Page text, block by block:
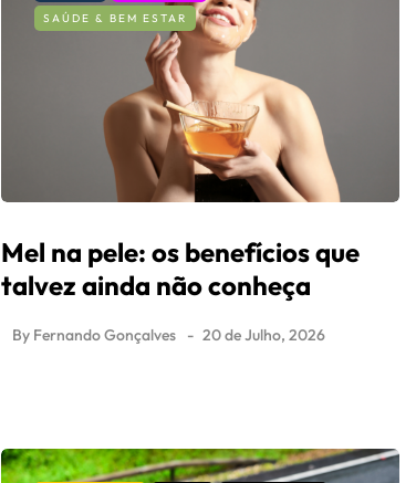
SAÚDE & BEM ESTAR
Mel na pele: os benefícios que
talvez ainda não conheça
By Fernando Gonçalves 20 de Julho, 2026